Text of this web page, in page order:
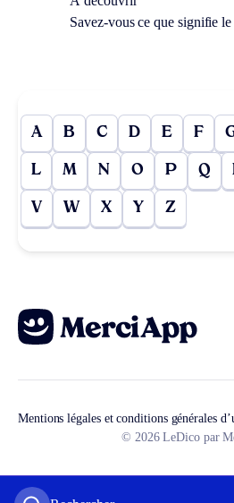
Savez-vous ce que signifie
A B C D E F
L M N O P Q
V W X Y Z
Mentions légales et conditions générales
© 2026 LeDico par